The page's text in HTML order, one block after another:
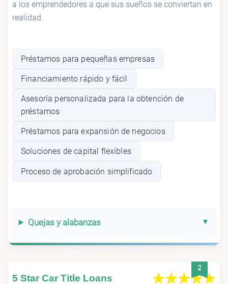
a los emprendedores a que sus sueños se conviertan en
realidad.
Préstamos para pequeñas empresas
Financiamiento rápido y fácil
Asesoría personalizada para la obtención de
préstamos
Préstamos para expansión de negocios
Soluciones de capital flexibles
Proceso de aprobación simplificado
Quejas y alabanzas
2
5 Star Car Title Loans